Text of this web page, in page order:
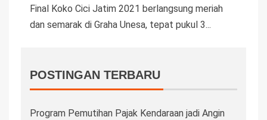
Final Koko Cici Jatim 2021 berlangsung meriah
dan semarak di Graha Unesa, tepat pukul 3...
POSTINGAN TERBARU
Program Pemutihan Pajak Kendaraan jadi Angin